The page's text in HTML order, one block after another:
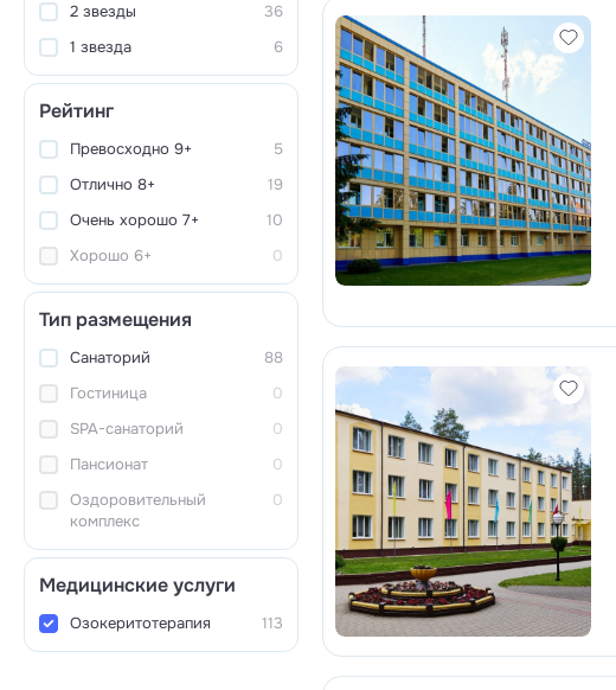
2 звезды
36
1 звезда
6
Рейтинг
Превосходно 9+
5
Отлично 8+
19
Очень хорошо 7+
10
Хорошо 6+
0
Тип размещения
Санаторий
88
Гостиница
0
SPA-санаторий
0
Пансионат
0
Оздоровительный
комплекс
0
Медицинские услуги
Озокеритотерапия 113